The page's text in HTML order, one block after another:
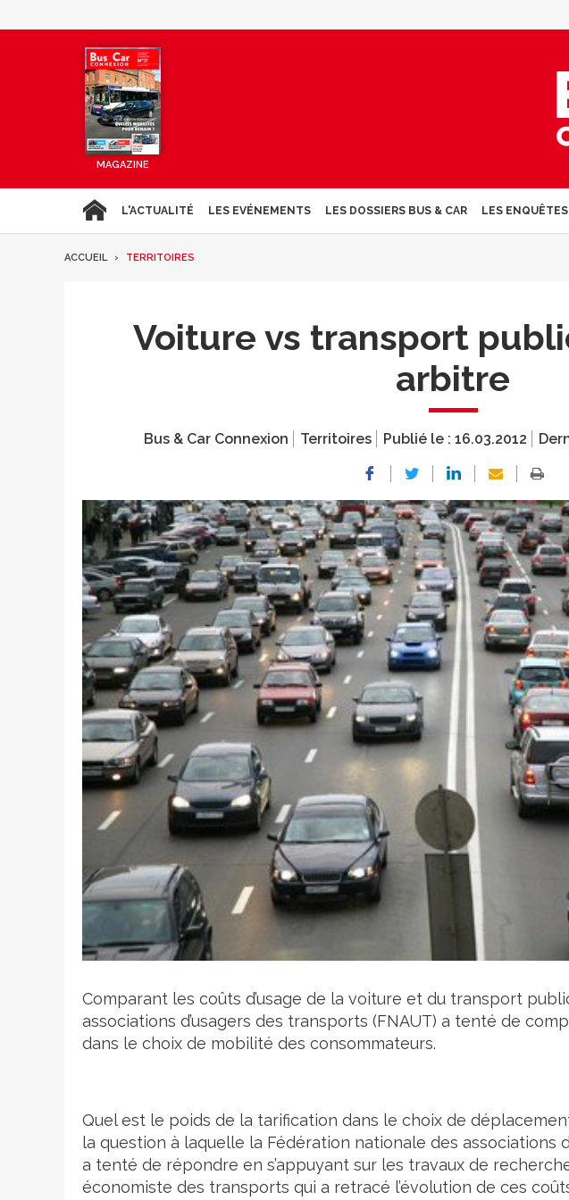
MAGAZINE
L'ACTUALITÉ LES EVÉNEMENTS LES DOSSIERS BUS & CAR LES
ACCUEIL TERRITOIRES
Voiture vs transport
arbitre
Bus & Car Connexion Territoires Publié le : 16.03.2012
Crédit photo
Comparant les coûts d’usage de la voiture et du transport
associations d’usagers des transports (FNAUT) a tenté de
dans le choix de mobilité des consommateurs.
Quel est le poids de la tarification dans le choix de
la question à laquelle la Fédération nationale des associations
a tenté de répondre en s’appuyant sur les travaux de
économiste des transports qui a retracé l’évolution de ces